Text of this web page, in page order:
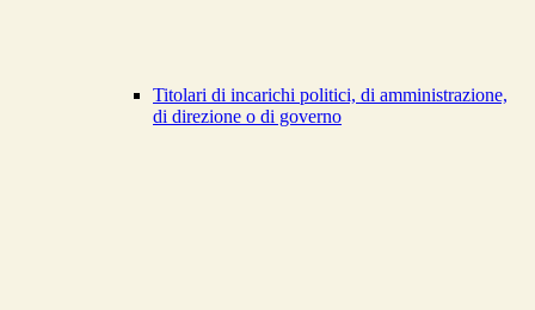
Titolari di incarichi politici, di amministrazione,
di direzione o di governo